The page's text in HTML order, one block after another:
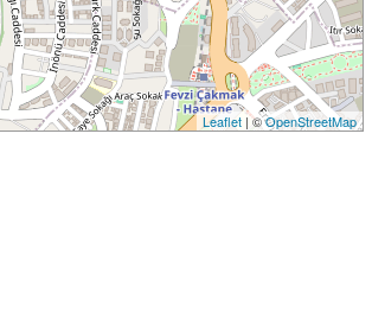
Leaflet| ©OpenStreetMap